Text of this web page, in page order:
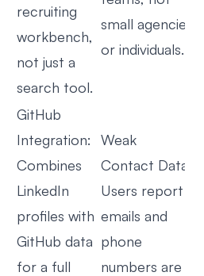
recruiting
workbench,
not just a
search tool.
small agencies
or individuals.
GitHub
Integration:
Combines
LinkedIn
profiles with
GitHub data
for a full
Weak
Contact Data:
Users report
emails and
phone
numbers are